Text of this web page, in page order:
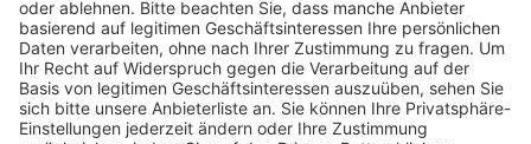
BFV-Geschäftsstellen
Trainerbörse
Login SpielPlus